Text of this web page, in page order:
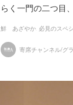
らく一門の二つ目
鮮 あざやか 必見のスペ
寄席チャンネル/グ